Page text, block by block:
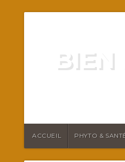
BIEN
ACCUEIL PHYTO &